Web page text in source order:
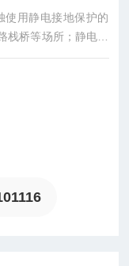
使用静电接地保护的
桥等场所；静电接
电导入大地，还能够